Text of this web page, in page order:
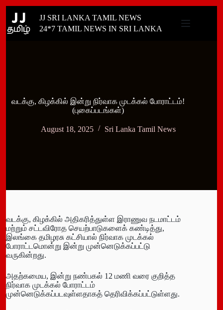
content
JJ SRI LANKA TAMIL NEWS
24*7 TAMIL NEWS IN SRI LANKA
வடக்கு, கிழக்கில் இன்று நிர்வாக முடக்கல் போராட்டம்!
(புகைப்படங்கள்)
August 18, 2025 Sri Lanka Tamil News
வடக்கு, கிழக்கில் அதிகரித்துள்ள இராணுவ நடமாட்டம்
மற்றும் சட்டவிரோத செயற்பாடுகளைக் கண்டித்து,
இலங்கை தமிழரசு கட்சியால் நிர்வாக முடக்கல்
போராட்டமொன்று இன்று முன்னெடுக்கப்பட்டு
வருகின்றது.
அதற்கமைய, இன்று நண்பகல் 12 மணி வரை குறித்த
நிர்வாக முடக்கல் போராட்டம்
முன்னெடுக்கப்படவுள்ளதாகத் தெரிவிக்கப்பட்டுள்ளது.